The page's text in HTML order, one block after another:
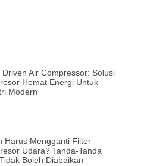
Driven Air Compressor: Solusi
Hemat Energi Untuk
Modern
Harus Mengganti Filter
Udara? Tanda-Tanda
Boleh Diabaikan